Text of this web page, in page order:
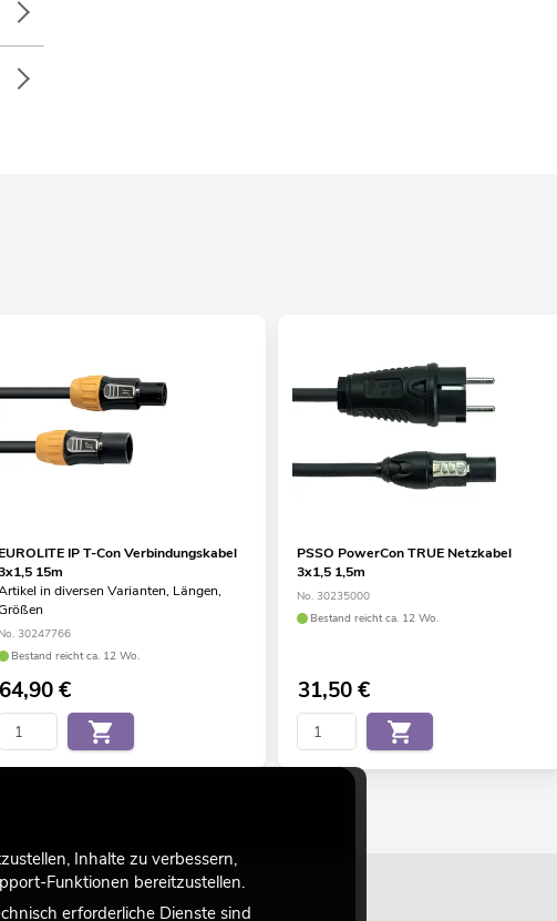
EUROLITE IP T-Con Verbindungskabel
15m
in diversen Varianten, Längen,
No. 30247766
Bestand reicht ca. 12 Wo.
64,90€
PSSO PowerCon TRUE Netzkabel
3x1,5 1,5m
No. 30235000
Bestand reicht ca. 12 Wo.
31,50€
Inhalte zu verbessern,
Funktionen bereitzustellen.
erforderliche Dienste sind